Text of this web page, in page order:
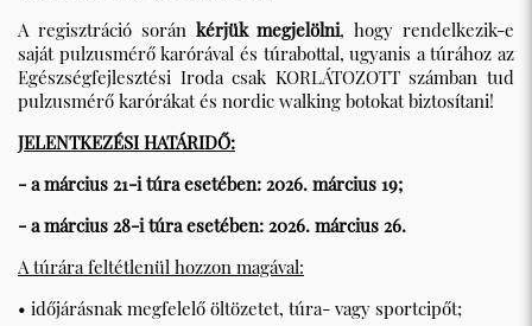
A regisztráció során kérjük megjelölni, hogy rendelkezik-e
saját pulzusmérő karórával és túrabottal, ugyanis a túrához az
Egészségfejlesztési Iroda csak KORLÁTOZOTT számban tud
pulzusmérő karórákat és nordic walking botokat biztosítani!
JELENTKEZÉSI HATÁRIDŐ:
- a március 21-i túra esetében: 2026. március 19;
- a március 28-i túra esetében: 2026. március 26.
A túrára feltétlenül hozzon magával:
• időjárásnak megfelelő öltözetet, túra- vagy sportcipőt;